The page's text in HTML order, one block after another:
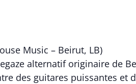
Music – Beirut, LB)
alternatif originaire de
des guitares puissantes et